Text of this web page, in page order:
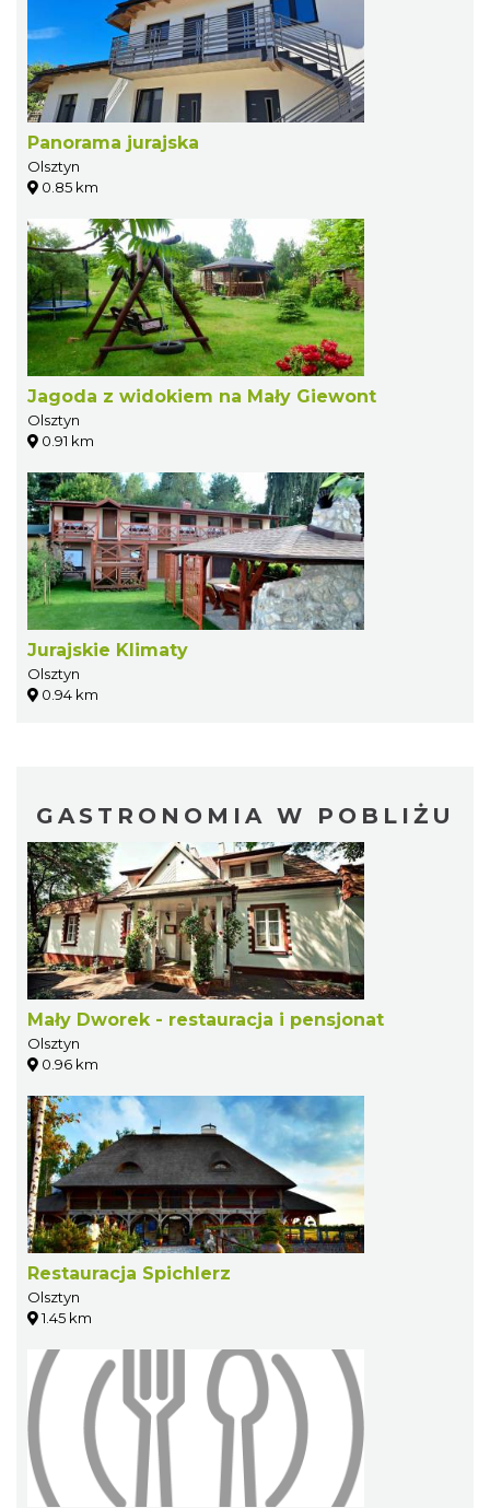
Panorama jurajska
Olsztyn
0.85 km
Jagoda z widokiem na Mały Giewont
Olsztyn
0.91 km
Jurajskie Klimaty
Olsztyn
0.94 km
GASTRONOMIA W POBLIŻU
Mały Dworek - restauracja i pensjonat
Olsztyn
0.96 km
Restauracja Spichlerz
Olsztyn
1.45 km